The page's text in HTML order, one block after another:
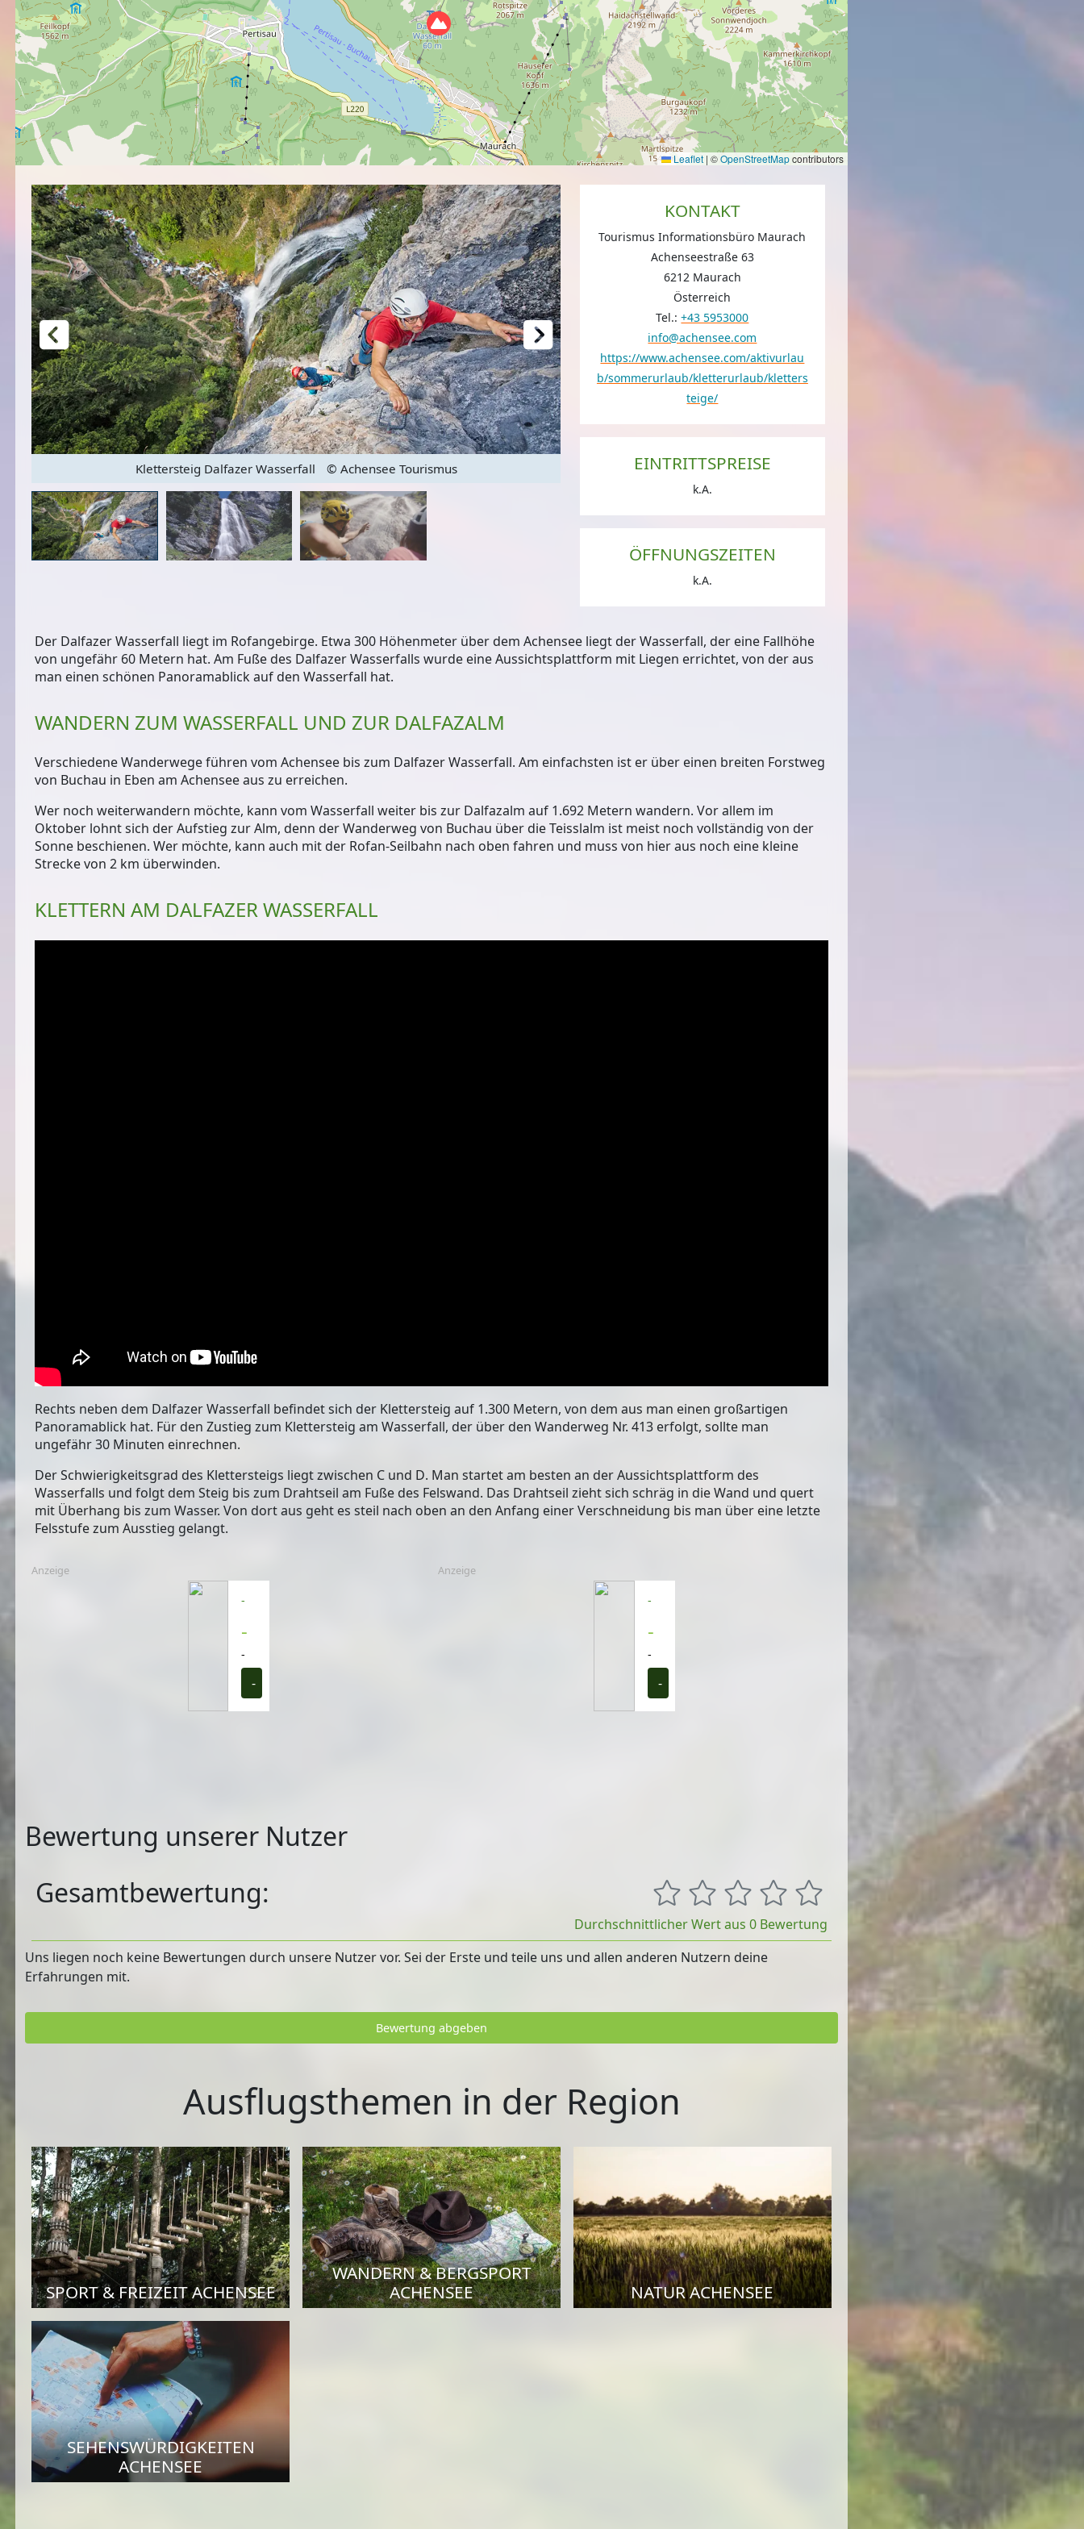
Leaflet | ©OpenStreetMapcontributors
Klettersteig Dalfazer Wasserfall © Achensee Tourismus Dalfazer Wasserfall
KONTAKT
Tourismus Informationsbüro Maurach
Achenseestraße 63
6212 Maurach
Österreich
Tel.:+43 5953000
info@achensee.com
https://www.achensee.com/aktivurlau
b/sommerurlaub/kletterurlaub/kletters
teige/
EINTRITTSPREISE
k.A.
ÖFFNUNGSZEITEN
k.A.
Der Dalfazer Wasserfall liegt im Rofangebirge. Etwa 300 Höhenmeter über dem Achensee liegt der Wasserfall, der eine Fallhöhe
von ungefähr 60 Metern hat. Am Fuße des Dalfazer Wasserfalls wurde eineAussichtsplattform mit Liegen errichtet, von der aus
man einen schönen Panoramablick auf den Wasserfall hat.
WANDERN ZUM WASSERFALL UND ZUR DALFAZALM
Verschiedene Wanderwege führen vom Achensee bis zum Dalfazer Wasserfall. Am einfachsten ist er über einen breiten Forstweg
von Buchau in Eben am Achensee aus zu erreichen.
Wer noch weiterwandern möchte, kann vom Wasserfall weiter bis zur Dalfazalm auf 1.692 Metern wandern. Vor allem im
Oktober lohnt sich der Aufstieg zur Alm, denn der Wanderweg von Buchau über die Teisslalm ist meist noch vollständig von der
Sonne beschienen. Wer möchte, kann auch mit der Rofan-Seilbahn nach oben fahren und muss von hier aus noch eine kleine
Strecke von 2 km überwinden.
KLETTERN AM DALFAZER WASSERFALL
Rechts neben dem Dalfazer Wasserfall befindet sich der Klettersteig auf 1.300 Metern, von dem aus man einen großartigen
Panoramablick hat. Für den Zustieg zum Klettersteig am Wasserfall, der über den Wanderweg Nr. 413 erfolgt, sollte man
ungefähr 30 Minuten einrechnen.
DerSchwierigkeitsgrad des Klettersteigs liegt zwischen C und D. Man startet am besten an der Aussichtsplattform des
Wasserfalls und folgt dem Steig bis zum Drahtseil am Fuße des Felswand. Das Drahtseil zieht sich schräg in die Wand und quert
mit Überhang bis zum Wasser. Von dort aus geht es steil nach oben an den Anfang einer Verschneidung bis man über eine letzte
Felsstufe zum Ausstieg gelangt.
Anzeige
-
-
-
-
Anzeige
-
-
-
-
Bewertung unserer Nutzer
Gesamtbewertung:
Durchschnittlicher Wert aus 0 Bewertung
Uns liegen noch keine Bewertungen durch unsere Nutzer vor. Sei der Erste und teile uns und allen anderen Nutzern deine
Erfahrungen mit.
Bewertung abgeben
Ausflugsthemen in der Region
SPORT & FREIZEIT ACHENSEE
WANDERN & BERGSPORT
ACHENSEE
NATUR ACHENSEE
SEHENSWÜRDIGKEITEN
ACHENSEE